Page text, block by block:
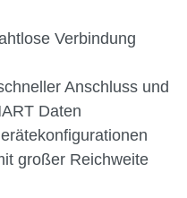
Verbindung
Anschluss und
Daten
großer Reichweite